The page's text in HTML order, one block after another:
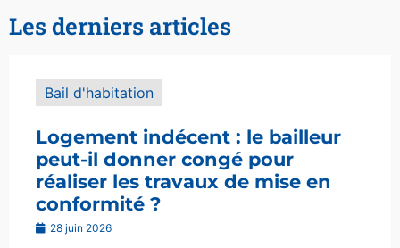
Les derniers articles
Bail d'habitation
Logement indécent : le bailleur
peut-il donner congé pour
réaliser les travaux de mise en
conformité ?
28 juin 2026